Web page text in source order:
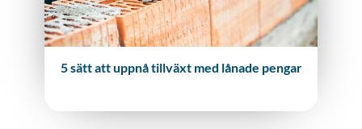
5 sätt att uppnå tillväxt med lånade pengar